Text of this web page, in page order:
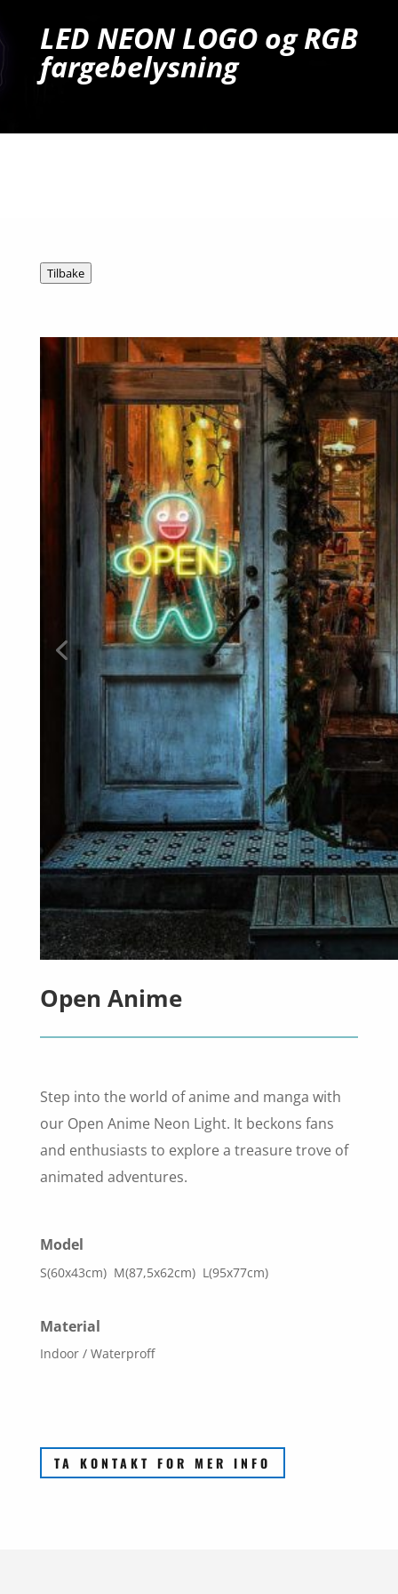
LED NEON LOGO og RGB
fargebelysning
Tilbake
Open Anime
Step into the world of anime and manga with
our Open Anime Neon Light. It beckons fans
and enthusiasts to explore a treasure trove of
animated adventures.
Model
S(60x43cm) M(87,5x62cm) L(95x77cm)
Material
Indoor / Waterproff
TA KONTAKT FOR MER INFO